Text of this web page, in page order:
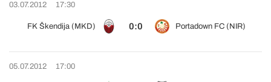
03.07.2012 17:30
FK Škendija (MKD) 0:0 Portadown FC (NIR)
05.07.2012 17:00